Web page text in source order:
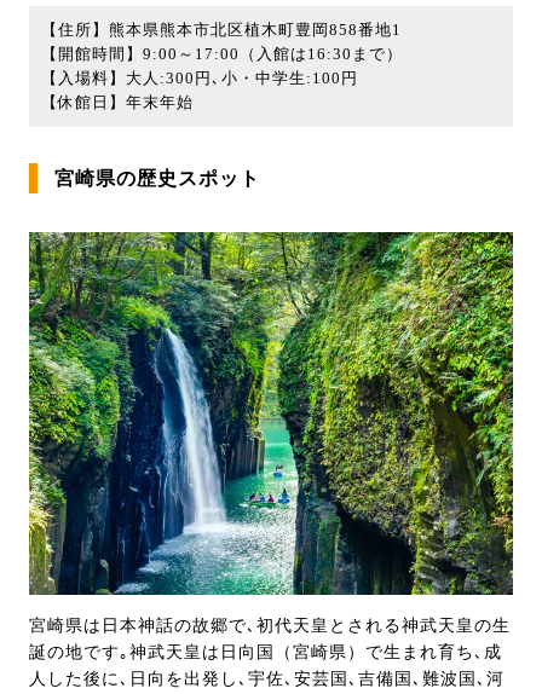
【住所】熊本県熊本市北区植木町豊岡858番地1
【開館時間】9:00～17:00（入館は16:30まで）
【入場料】大人:300円､小・中学生:100円
【休館日】年末年始
宮崎県の歴史スポット
宮崎県は日本神話の故郷で､初代天皇とされる神武天皇の生
誕の地です｡神武天皇は日向国（宮崎県）で生まれ育ち､成
人した後に､日向を出発し､宇佐､安芸国､吉備国､難波国､河